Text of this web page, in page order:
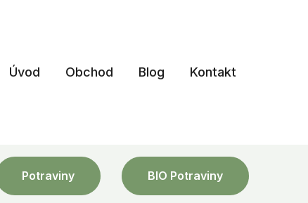
Úvod Obchod Blog Kontakt
Potraviny BIO Potraviny